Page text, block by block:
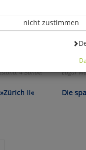
4 Bände!
II«
Edgar
Die
Datenverarbeitung -
nicht zustimmen
ablehnen, wird Ihr
Bitte beachten
mehr alle